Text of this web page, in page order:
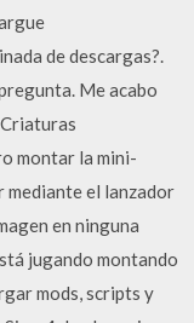
de descargas?.
Me acabo
montar la mini-
mediante el lanzador
en ninguna
jugando montando
mods, scripts y